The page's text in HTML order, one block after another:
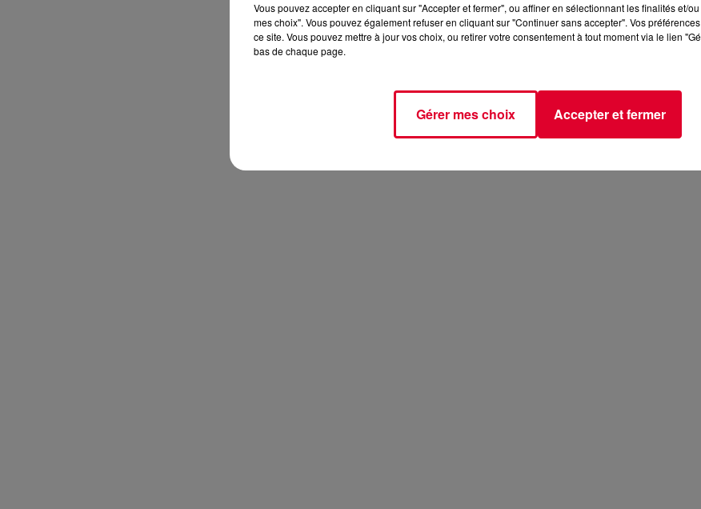
Vous pouvez accepter en cliquant sur "Accepter et fermer", ou affiner en sélectionnant les finalités et/
mes choix". Vous pouvez également refuser en cliquant sur "Continuer sans accepter". Vos
ce site. Vous pouvez mettre à jour vos choix, ou retirer votre consentement à tout moment via le lien
bas de chaque page.
Gérer mes choix Accepter et fermer